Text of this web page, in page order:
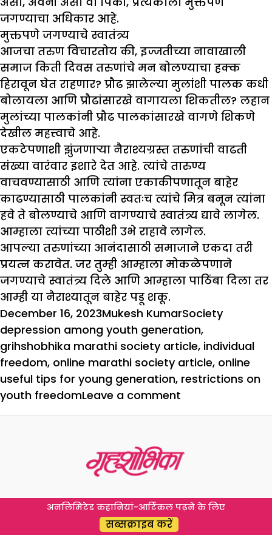
जगण्याचा अधिकार आहे.
मुक्तपणे जगण्याचे स्वातंत्र्य
आजचा तरुण विचारतोय की, इज्जतीच्या नावाखाली
समाज किती दिवस तरुणांचे मन बोलण्याचा हक्क
हिरावून घेत राहणार? प्रौढ झालेल्या मुलांशी पालक कधी
बोलायला आणि प्रौढांसारखे वागायला शिकतील? लहान
मुलांच्या पालकांनी प्रौढ पालकांसारखे वागणे शिकणे
देखील महत्त्वाचे आहे.
एकटेपणाशी झुंजणाऱ्या नैराश्यग्रस्त तरुणांची वाढती
संख्या वारंवार इशारे देत आहे. त्यांचे तारुण्य
वाचवण्यासाठी आणि त्यांना एकाकीपणातून बाहेर
काढण्यासाठी पालकांनी स्वतःच त्यांचे मित्र बनून त्यांना
हवे ते बोलण्याचे आणि वागण्याचे स्वातंत्र्य द्यावे लागेल.
आम्हाला त्यांच्या पाठीशी उभे राहावे लागेल.
आपल्या तरुणांच्या आनंदासाठी समाजाने एकदा तरी
प्रयत्न करावेत. जर तुम्ही आम्हाला मोकळेपणाने
जगण्याचे स्वातंत्र्य दिले आणि आम्हाला पाठिंबा दिला तर
आम्ही या नैराश्यातून बाहेर पडू शकू.
Posted
on
December 16, 2023Author
Mukesh KumarCategories
SocietyTags
depression among youth generation,
grihshobhika marathi society article, individual
freedom, online marathi society article, online
useful tips for young generation, restrictions on
youth freedomLeave a comment
का
अनलिमिटेड कहानियां-आर्टिकल पढ़ने के लिए
सब्सक्राइब करें